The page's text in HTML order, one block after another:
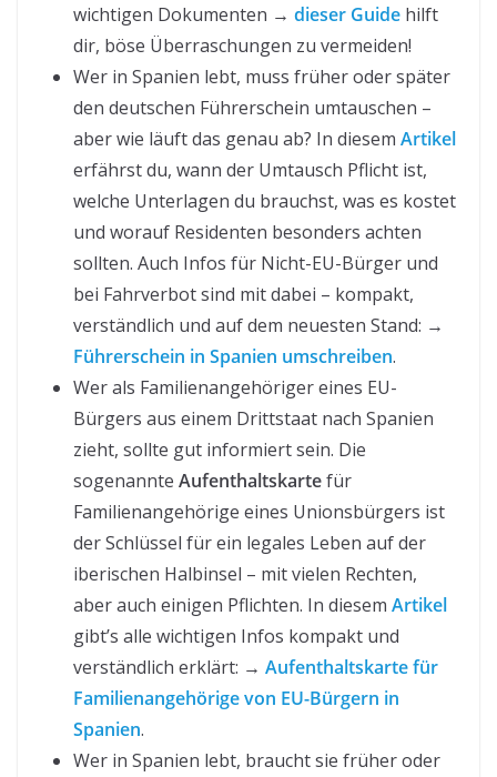
wichtigen Dokumenten → dieser Guide hilft
dir, böse Überraschungen zu vermeiden!
Wer in Spanien lebt, muss früher oder später
den deutschen Führerschein umtauschen –
aber wie läuft das genau ab? In diesem Artikel
erfährst du, wann der Umtausch Pflicht ist,
welche Unterlagen du brauchst, was es kostet
und worauf Residenten besonders achten
sollten. Auch Infos für Nicht-EU-Bürger und
bei Fahrverbot sind mit dabei – kompakt,
verständlich und auf dem neuesten Stand: →
Führerschein in Spanien umschreiben.
Wer als Familienangehöriger eines EU-
Bürgers aus einem Drittstaat nach Spanien
zieht, sollte gut informiert sein. Die
sogenannte Aufenthaltskartefür
Familienangehörige eines Unionsbürgers ist
der Schlüssel für ein legales Leben auf der
iberischen Halbinsel – mit vielen Rechten,
aber auch einigen Pflichten. In diesem Artikel
gibt’s alle wichtigen Infos kompakt und
verständlich erklärt: → Aufenthaltskarte für
Familienangehörige von EU-Bürgern in
Spanien.
Wer in Spanien lebt, braucht sie früher oder